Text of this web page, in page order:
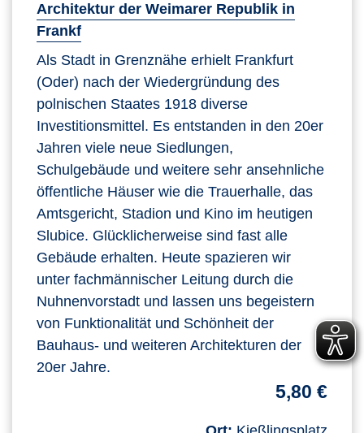
Architektur der Weimarer Republik in
Frankf
Als Stadt in Grenznähe erhielt Frankfurt
(Oder) nach der Wiedergründung des
polnischen Staates 1918 diverse
Investitionsmittel. Es entstanden in den 20er
Jahren viele neue Siedlungen,
Schulgebäude und weitere sehr ansehnliche
öffentliche Häuser wie die Trauerhalle, das
Amtsgericht, Stadion und Kino im heutigen
Slubice. Glücklicherweise sind fast alle
Gebäude erhalten. Heute spazieren wir
unter fachmännischer Leitung durch die
Nuhnenvorstadt und lassen uns begeistern
von Funktionalität und Schönheit der
Bauhaus- und weiteren Architekturen der
20er Jahre.
5,80 €